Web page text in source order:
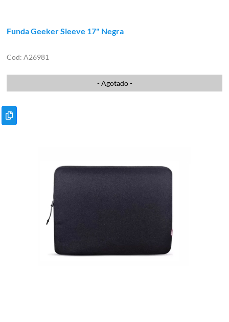
Funda Geeker Sleeve 17" Negra
A26981
- Agotado -